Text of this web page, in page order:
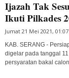
Ijazah Tak
Ikuti Pilkades
Jumat 21 Mei 2021, 01:07
KAB. SERANG -
digelar pada tanggal
persyaratan bakal